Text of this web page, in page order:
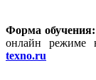
Форма обучения:
онлайн режиме
texno.ru